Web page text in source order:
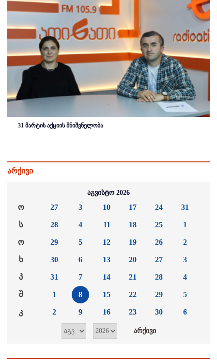
31 მარტის აქციის მნიშვნელობა
არქივი
აგვისტო 2026
ო
ს
ო
ხ
პ
შ
კ
27
28
29
30
31
1
2
3
4
5
6
7
8
9
10
11
12
13
14
15
16
17
18
19
20
21
22
23
24
25
26
27
28
29
30
31
1
2
3
4
5
6